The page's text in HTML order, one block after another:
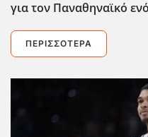
για τον Παναθηναϊκό
ΠΕΡΙΣΣΌΤΕΡΑ